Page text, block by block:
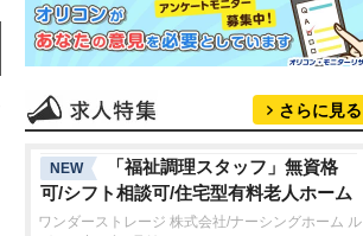
さらに見る
NEW
「福祉調理スタッフ」無資格
可/シフト相談可/住宅型有料老人ホーム
ワンダーストレージ 株式会社/ナーシングホーム ル